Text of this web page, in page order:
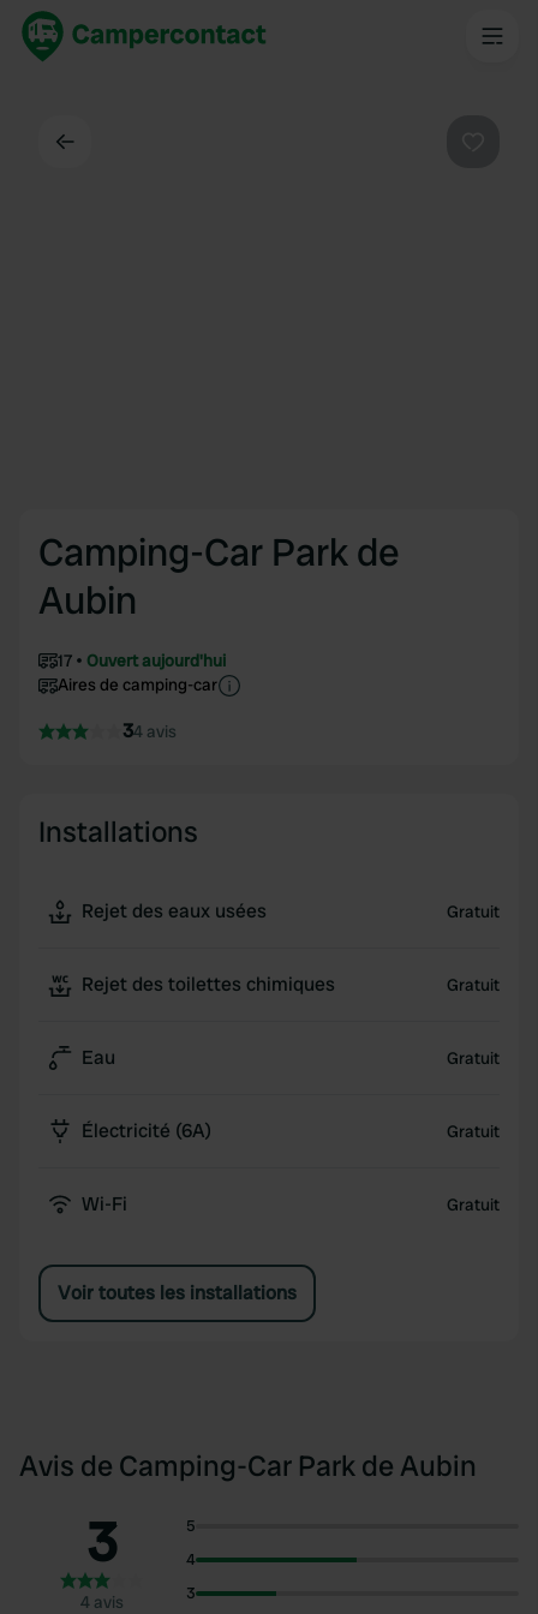
Camping-Car Park de
Aubin
17
Ouvert aujourd'hui
Aires de camping-car
34 avis
Installations
Rejet des eaux usées Gratuit
Rejet des toilettes chimiques Gratuit
Eau Gratuit
Électricité (6A) Gratuit
Wi-Fi Gratuit
Voir toutes les installations
Avis de Camping-Car Park de Aubin
3
4 avis
5
4
3